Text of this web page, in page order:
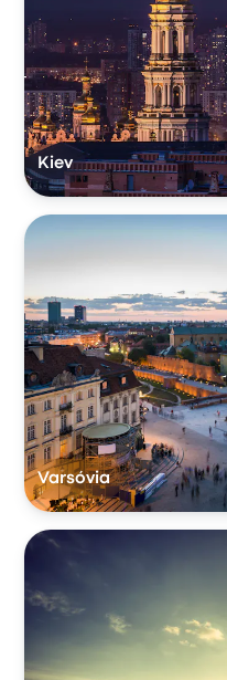
Kiev
Varsóvia